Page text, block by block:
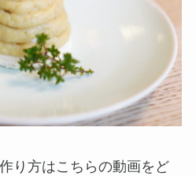
り方はこちらの動画をど